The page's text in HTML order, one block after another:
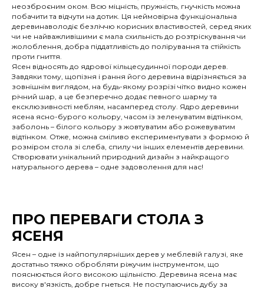
неозброєним оком. Всю міцність, пружність, гнучкість можна
побачити та відчути на дотик. Ця неймовірна функціональна
деревинаволодіє безліччю корисних властивостей, серед яких
чи не найважливішими є мала схильність до розтріскування чи
жолоблення, добра піддатливість до полірування та стійкість
проти гниття.
Ясен відносять до ядрової кільцесудинної породи дерев.
Завдяки тому, щопізня і рання його деревина відрізняється за
зовнішнім виглядом, на будь-якому розрізі чітко видно кожен
річний шар, а це безперечно додає певного шарму та
ексклюзивності меблям, насамперед столу. Ядро деревини
ясена ясно-бурого кольору, часом із зеленуватим відтінком,
заболонь – білого кольору з жовтуватим або рожевуватим
відтінком. Отже, можна сміливо експериментувати з формою й
розміром стола зі слеба, спилу чи інших елементів деревини.
Створювати унікальний природний дизайн з найкращого
натурального дерева – одне задоволення для нас!
ПРО ПЕРЕВАГИ СТОЛА З
ЯСЕНЯ
Ясен – одне із найпопулярніших дерев у меблевій галузі, яке
достатньо тяжко обробляти ріжучим інструментом, що
пояснюється його високою щільністю. Деревина ясена має
високу в'язкість, добре гнеться. Не поступаючись дубу за